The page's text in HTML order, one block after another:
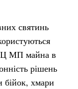
святинь
МП майна в
рішень
бійок, хмари